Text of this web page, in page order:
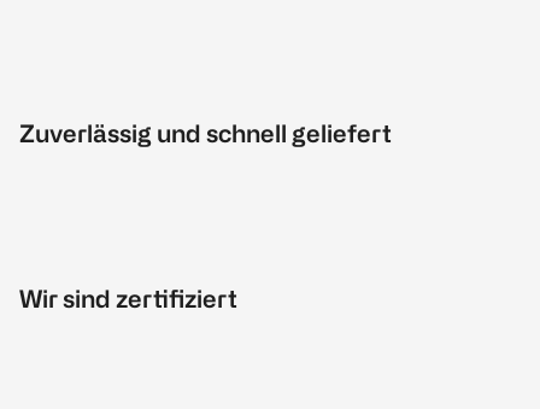
Zuverlässig und schnell geliefert
Wir sind zertifiziert